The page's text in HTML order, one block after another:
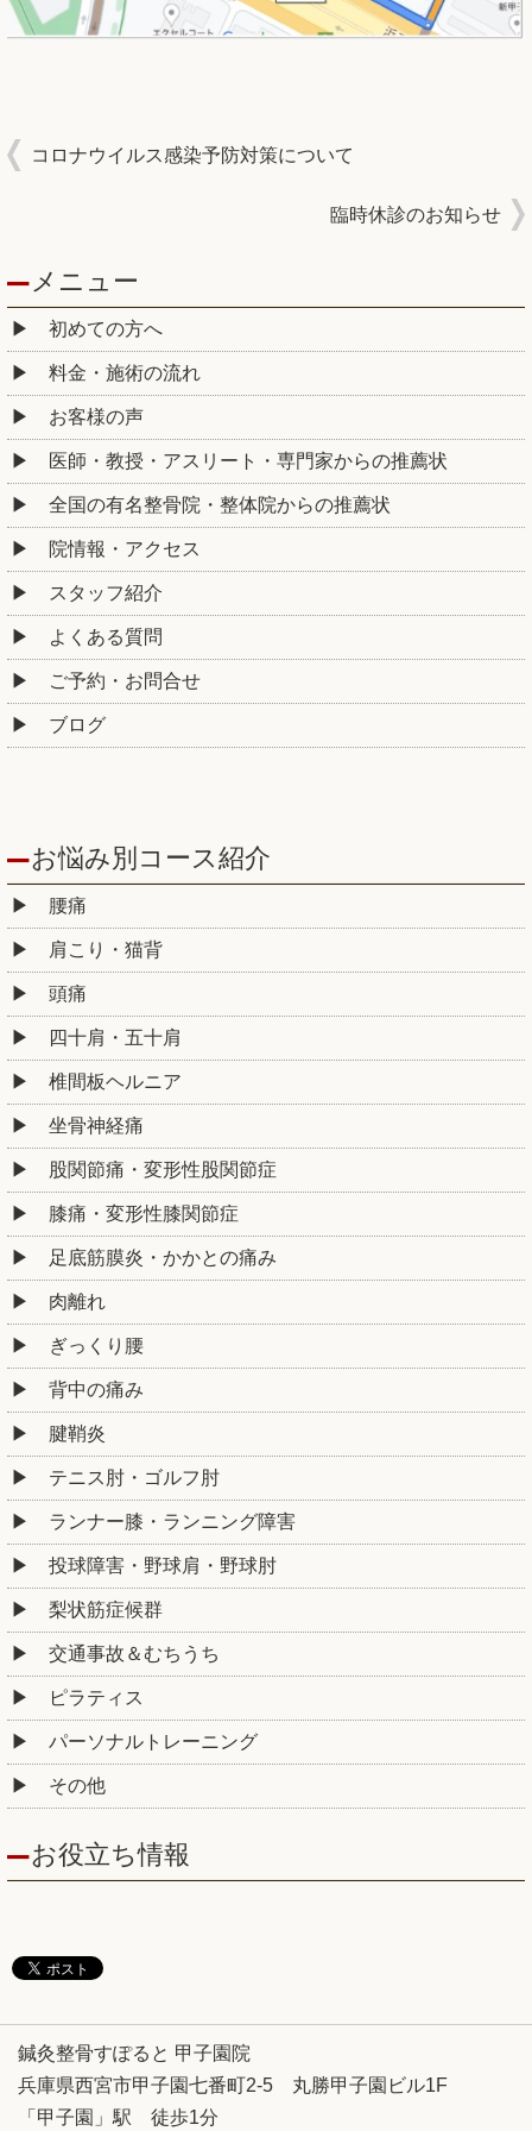
コロナウイルス感染予防対策について
臨時休診のお知らせ
メニュー
初めての方へ
料金・施術の流れ
お客様の声
医師・教授・アスリート・専門家からの推薦状
全国の有名整骨院・整体院からの推薦状
院情報・アクセス
スタッフ紹介
よくある質問
ご予約・お問合せ
ブログ
お悩み別コース紹介
腰痛
肩こり・猫背
頭痛
四十肩・五十肩
椎間板ヘルニア
坐骨神経痛
股関節痛・変形性股関節症
膝痛・変形性膝関節症
足底筋膜炎・かかとの痛み
肉離れ
ぎっくり腰
背中の痛み
腱鞘炎
テニス肘・ゴルフ肘
ランナー膝・ランニング障害
投球障害・野球肩・野球肘
梨状筋症候群
交通事故＆むちうち
ピラティス
パーソナルトレーニング
その他
お役立ち情報
鍼灸整骨すぽると 甲子園院
兵庫県西宮市甲子園七番町2-5 丸勝甲子園ビル1F
「甲子園」駅 徒歩1分